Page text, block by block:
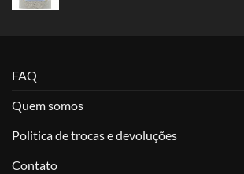
FAQ
Quem somos
Politica de trocas e devoluções
Contato